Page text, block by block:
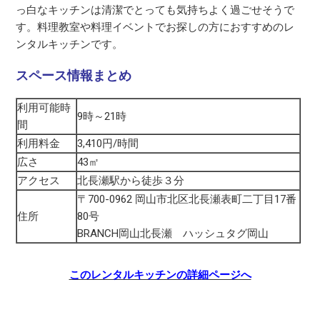
っ白なキッチンは清潔でとっても気持ちよく過ごせそうで
す。料理教室や料理イベントでお探しの方におすすめのレ
ンタルキッチンです。
スペース情報まとめ
利用可能時
間
9時～21時
利用料金
3,410円/時間
広さ
43㎡
アクセス
北長瀬駅から徒歩３分
住所
〒700-0962 岡山市北区北長瀬表町二丁目17番
80号
BRANCH岡山北長瀬 ハッシュタグ岡山
このレンタルキッチンの詳細ページへ